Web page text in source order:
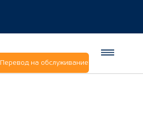
Перевод на обслуживание